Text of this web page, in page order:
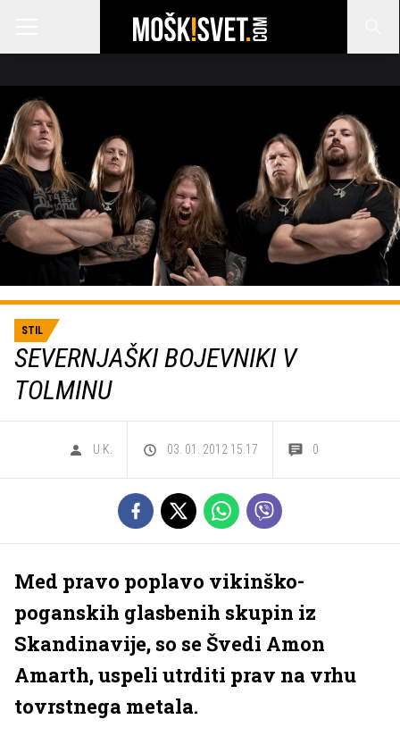
STIL
SEVERNJAŠKI BOJEVNIKI V
TOLMINU
U.K. 03. 01. 2012 15.17 0
Med pravo poplavo vikinško-
poganskih glasbenih skupin iz
Skandinavije, so se Švedi Amon
Amarth, uspeli utrditi prav na vrhu
tovrstnega metala.